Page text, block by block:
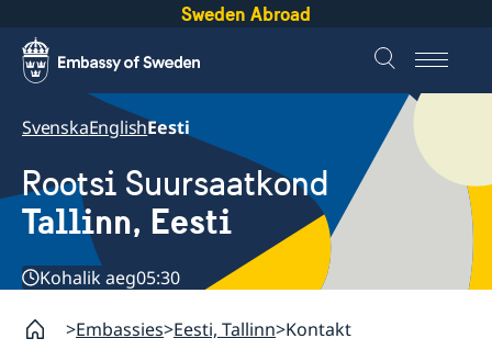
Sweden Abroad
SvenskaEnglishEesti
Rootsi Suursaatkond
Tallinn, Eesti
Kohalik aeg05:30
Embassies Eesti, Tallinn Kontakt